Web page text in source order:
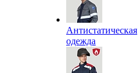
Антистатическая
одежда